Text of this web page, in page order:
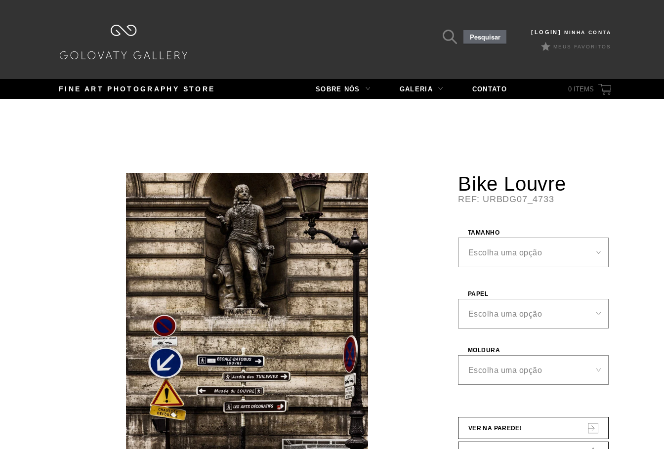
navegação
[LOGIN] MINHA CONTA
MEUS FAVORITOS
Pesquisar
por:Pesquisar
FINE ART PHOTOGRAPHY STORE SOBRE NÓS GALERIA CONTATO 0 ITEMS
Bike Louvre
REF: URBDG07_4733
TAMANHO
PAPEL
MOLDURA
VER NA PAREDE!